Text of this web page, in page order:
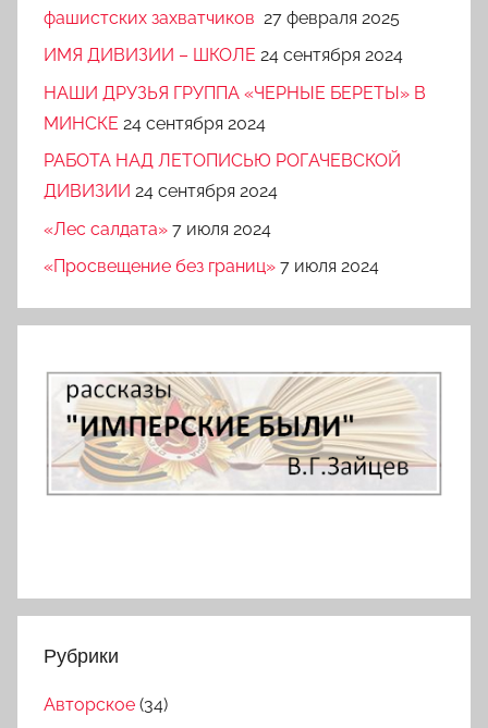
фашистских захватчиков 27 февраля 2025
ИМЯ ДИВИЗИИ – ШКОЛЕ 24 сентября 2024
НАШИ ДРУЗЬЯ ГРУППА «ЧЕРНЫЕ БЕРЕТЫ» В
МИНСКЕ 24 сентября 2024
РАБОТА НАД ЛЕТОПИСЬЮ РОГАЧЕВСКОЙ
ДИВИЗИИ 24 сентября 2024
«Лес салдата» 7 июля 2024
«Просвещение без границ» 7 июля 2024
Рубрики
Авторское (34)